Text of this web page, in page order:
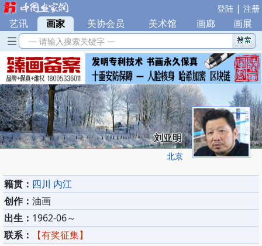
登陆 | 注册
艺讯 | 画家 美协会员 美术馆 画廊 画展
— 请输入搜索关键字 —
刘亚明
北京
籍贯： 四川 内江
创作： 油画
出生： 1962-06～
联系：
【有奖征集】